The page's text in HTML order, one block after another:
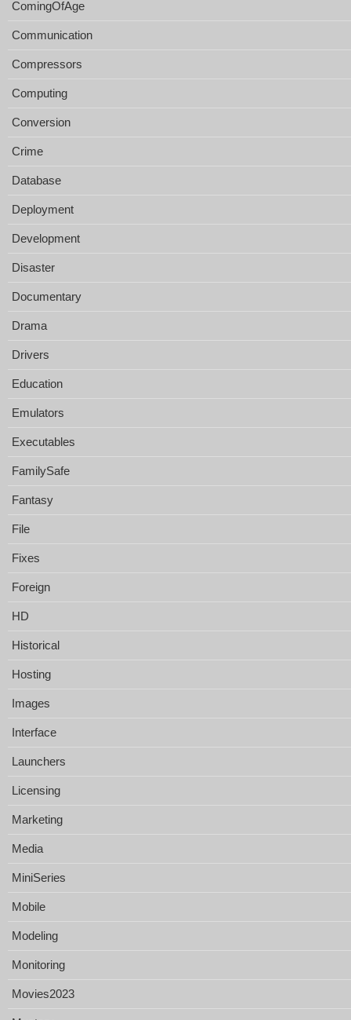
ComingOfAge
Communication
Compressors
Computing
Conversion
Crime
Database
Deployment
Development
Disaster
Documentary
Drama
Drivers
Education
Emulators
Executables
FamilySafe
Fantasy
File
Fixes
Foreign
HD
Historical
Hosting
Images
Interface
Launchers
Licensing
Marketing
Media
MiniSeries
Mobile
Modeling
Monitoring
Movies2023